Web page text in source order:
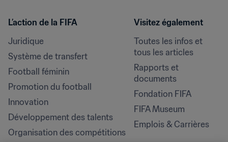
L’action de la FIFA
Juridique
Système de transfert
Football féminin
Promotion du football
Innovation
Développement des talents
Organisation des compétitions
Visitez également
Toutes les infos et
tous les articles
Rapports et
documents
Fondation FIFA
FIFA Museum
Emplois & Carrières